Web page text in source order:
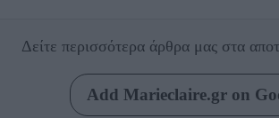
Δείτε περισσότερα άρθρα μας στα
Add Marieclaire.gr on